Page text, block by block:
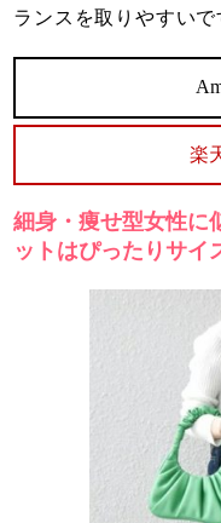
ランスを取りやすいで
楽
細身・痩せ型女性に
ットはぴったりサイ